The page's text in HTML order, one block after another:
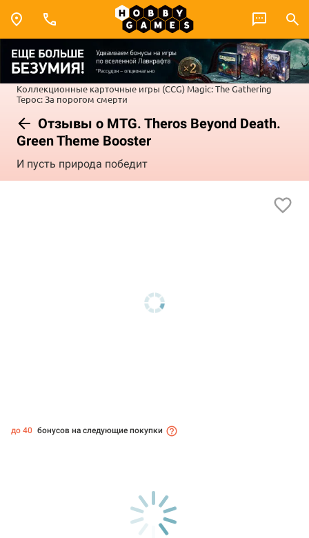
Коллекционные карточные игры (CCG) Magic: The Gathering
Терос: За порогом смерти
Отзывы о MTG. Theros Beyond Death.
Green Theme Booster
И пусть природа победит
до 40 бонусов на следующие покупки